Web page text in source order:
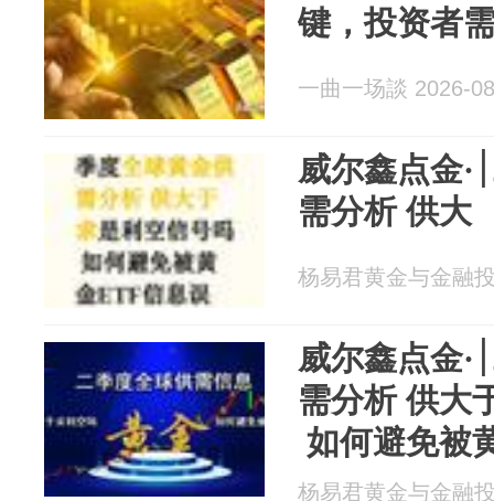
键，投资者
一曲一场談 2026-
威尔鑫点金·׀二季度全球黄金供
需分析 供大
杨易君黄金与金融
威尔鑫点金·׀二季度全球黄金供
需分析 供大
如何避免被
杨易君黄金与金融